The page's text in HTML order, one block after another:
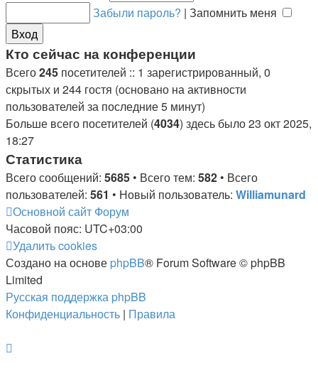
Забыли пароль? | Запомнить меня
Кто сейчас на конференции
Всего245 посетителей :: 1 зарегистрированный, 0
скрытых и 244 гостя (основано на активности
пользователей за последние 5 минут)
Больше всего посетителей (4034) здесь было 23 окт 2025,
18:27
Статистика
Всего сообщений: 5685 • Всего тем: 582 • Всего
пользователей: 561 • Новый пользователь: Williamunard
Основной сайт Форум
Часовой пояс: UTC+03:00
Удалить cookies
Создано на основе phpBB® Forum Software © phpBB
Limited
Русская поддержка phpBB
Конфиденциальность | Правила